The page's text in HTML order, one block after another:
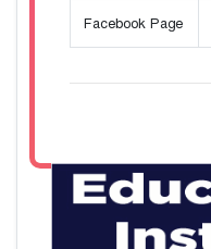
Facebook Page